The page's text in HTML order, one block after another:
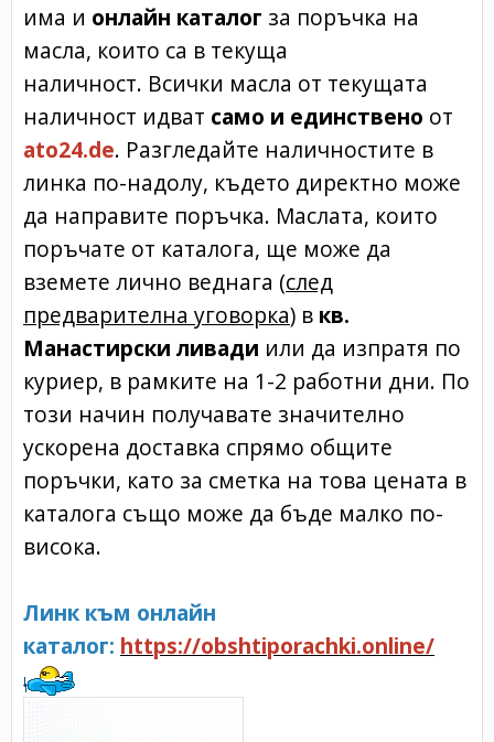
има и онлайн каталог за поръчка на
масла, които са в текуща
наличност. Всички масла от текущата
наличност идват само и единствено от
ato24.de. Разгледайте наличностите в
линка по-надолу, където директно може
да направите поръчка. Маслата, които
поръчате от каталога, ще може да
вземете лично веднага (след
предварителна уговорка) в кв.
Манастирски ливади или да изпратя по
куриер, в рамките на 1-2 работни дни. По
този начин получавате значително
ускорена доставка спрямо общите
поръчки, като за сметка на това цената в
каталога също може да бъде малко по-
висока.
Линк към онлайн
каталог: https://obshtiporachki.online/